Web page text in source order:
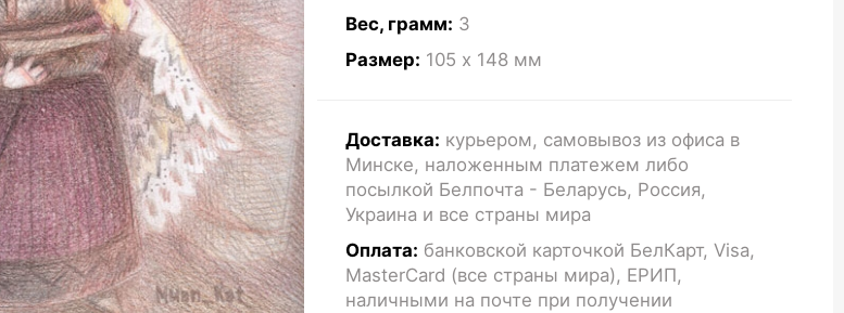
Вес, грамм: 3
Размер: 105 x 148 мм
Доставка: курьером, самовывоз из офиса в
Минске, наложенным платежем либо
посылкой Белпочта - Беларусь, Россия,
Украина и все страны мира
Оплата: банковской карточкой БелКарт, Visa,
MasterCard (все страны мира), ЕРИП,
наличными на почте при получении